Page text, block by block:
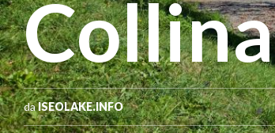
Collina
daISEOLAKE.INFO